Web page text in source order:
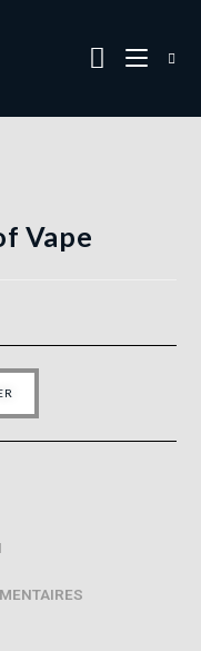
Vape